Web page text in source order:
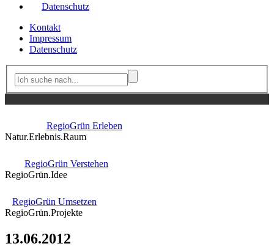
Datenschutz
Kontakt
Impressum
Datenschutz
RegioGrün Erleben
Natur.Erlebnis.Raum
RegioGrün Verstehen
RegioGrün.Idee
RegioGrün Umsetzen
RegioGrün.Projekte
13.06.2012